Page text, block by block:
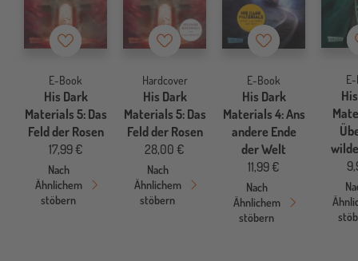
Merkzettel
E-Book
His Dark
Materials 5: Das
Feld der Rosen
17,99 €
Nach
Ähnlichem
stöbern
Merkzettel
Hardcover
His Dark
Materials 5: Das
Feld der Rosen
28,00 €
Nach
Ähnlichem
stöbern
Merkzettel
E-Book
His Dark
Materials 4: Ans
andere Ende
der Welt
11,99 €
Nach
Ähnlichem
stöbern